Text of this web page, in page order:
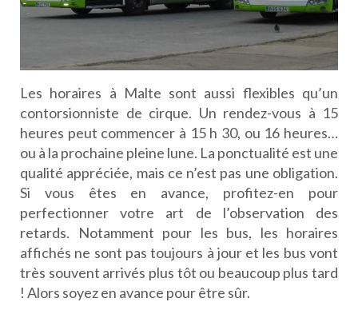
Les horaires à Malte sont aussi flexibles qu’un
contorsionniste de cirque. Un rendez-vous à 15
heures peut commencer à 15 h 30, ou 16 heures…
ou à la prochaine pleine lune. La ponctualité est une
qualité appréciée, mais ce n’est pas une obligation.
Si vous êtes en avance, profitez-en pour
perfectionner votre art de l’observation des
retards. Notamment pour les bus, les horaires
affichés ne sont pas toujours à jour et les bus vont
très souvent arrivés plus tôt ou beaucoup plus tard
! Alors soyez en avance pour être sûr.